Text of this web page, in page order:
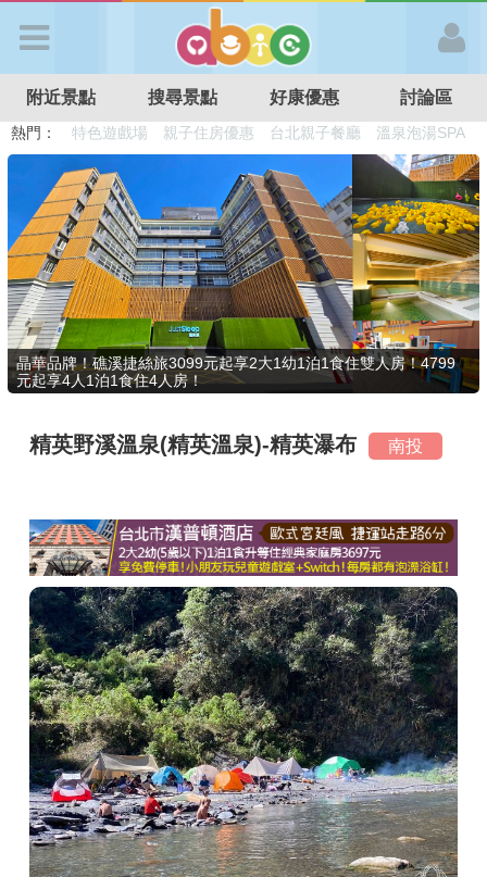
APP登入
首 頁
搜尋景點
好康優惠
最新消息
最新留言
商家合作
推薦景點
討論區
聯絡我們
APP下載
附近景點 搜尋景點 好康優惠 討論區
熱門： 溜滑梯民宿 觀光工廠 DIY摘果
日本親子景點
特色遊戲場
親子住房優惠 台北親子餐廳 溫泉泡湯SPA
晶華品牌！礁溪捷絲旅3099元起享2大1幼1泊1食住雙人房！4799
元起享4人1泊1食住4人房！
精英野溪溫泉(精英溫泉)-精英瀑布 南投